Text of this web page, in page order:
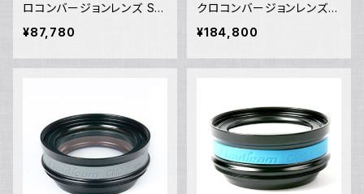
ロコンバージョンレンズ SM
C-3 [21666]
¥87,780
クロコンバージョンレンズ S
MC-2 [20992]
¥184,800